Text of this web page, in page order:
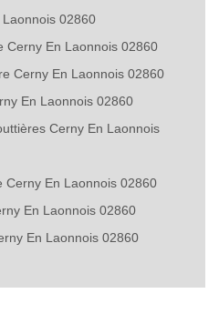
02860
Cerny En Laonnois 02860
Cerny En Laonnois 02860
En Laonnois 02860
Cerny En Laonnois
Cerny En Laonnois 02860
En Laonnois 02860
En Laonnois 02860